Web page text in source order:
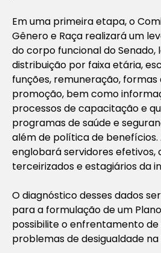
Em uma primeira etapa, o
Gênero e Raça realizará um
do corpo funcional do
distribuição por faixa etária,
funções, remuneração, formas
promoção, bem como
processos de capacitação e
programas de saúde e
além de política de benefícios.
englobará servidores efetivos,
terceirizados e estagiários da
O diagnóstico desses dados
para a formulação de um
possibilite o enfrentamento de
problemas de desigualdade na